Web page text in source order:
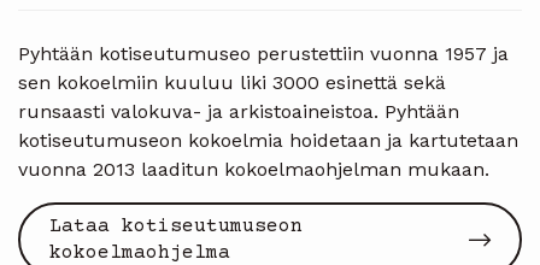
Pyhtään kotiseutumuseo perustettiin vuonna 1957 ja
sen kokoelmiin kuuluu liki 3000 esinettä sekä
runsaasti valokuva- ja arkistoaineistoa. Pyhtään
kotiseutumuseon kokoelmia hoidetaan ja kartutetaan
vuonna 2013 laaditun kokoelmaohjelman mukaan.
Lataa kotiseutumuseon
kokoelmaohjelma